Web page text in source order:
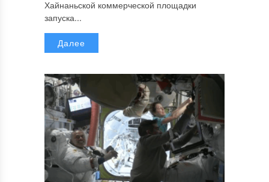
Хайнаньской коммерческой площадки
запуска...
Далее